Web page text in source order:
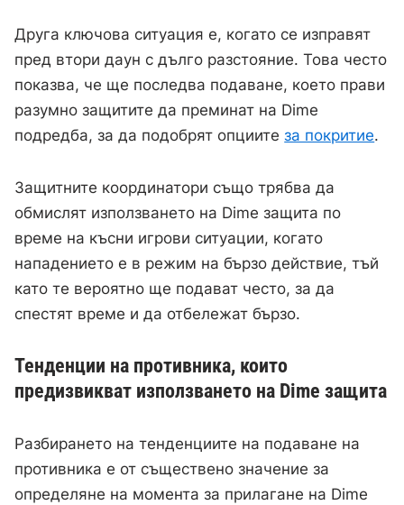
Друга ключова ситуация е, когато се изправят
пред втори даун с дълго разстояние. Това често
показва, че ще последва подаване, което прави
разумно защитите да преминат на Dime
подредба, за да подобрят опциите за покритие.
Защитните координатори също трябва да
обмислят използването на Dime защита по
време на късни игрови ситуации, когато
нападението е в режим на бързо действие, тъй
като те вероятно ще подават често, за да
спестят време и да отбележат бързо.
Тенденции на противника, които
предизвикват използването на Dime защита
Разбирането на тенденциите на подаване на
противника е от съществено значение за
определяне на момента за прилагане на Dime